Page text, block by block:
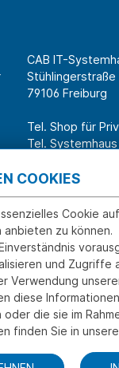
CAB IT-
Stühlingerstraße
79106 Freiburg
Tel. Shop für
Tel.
Über CAB
Karriere
Sponsoring
Partner
News
COOKIES
Cookie
zu können.
und Zugriffe
Verwendung
diese
die sie im
finden Sie in